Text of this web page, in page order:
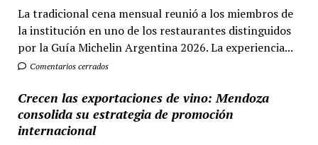
La tradicional cena mensual reunió a los miembros de
la institución en uno de los restaurantes distinguidos
por la Guía Michelin Argentina 2026. La experiencia...
Comentarios cerrados
Crecen las exportaciones de vino: Mendoza
consolida su estrategia de promoción
internacional